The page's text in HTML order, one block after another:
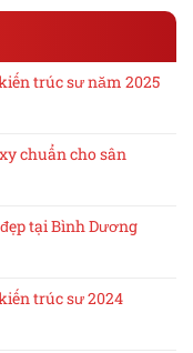
trúc sư năm 2025
chuẩn cho sân
tại Bình Dương
trúc sư 2024